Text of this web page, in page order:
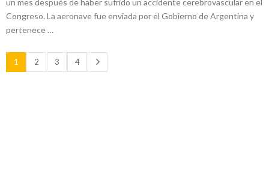
un mes después de haber sufrido un accidente cerebrovascular en el
Congreso. La aeronave fue enviada por el Gobierno de Argentina y
pertenece …
1 2 3 4